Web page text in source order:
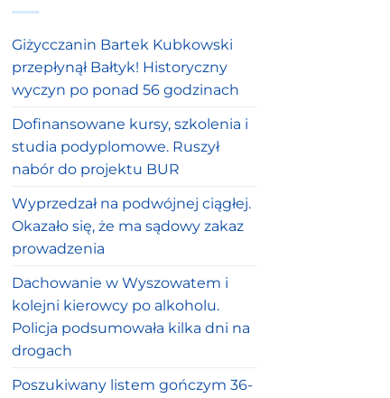
Giżycczanin Bartek Kubkowski
przepłynął Bałtyk! Historyczny
wyczyn po ponad 56 godzinach
Dofinansowane kursy, szkolenia i
studia podyplomowe. Ruszył
nabór do projektu BUR
Wyprzedzał na podwójnej ciągłej.
Okazało się, że ma sądowy zakaz
prowadzenia
Dachowanie w Wyszowatem i
kolejni kierowcy po alkoholu.
Policja podsumowała kilka dni na
drogach
Poszukiwany listem gończym 36-